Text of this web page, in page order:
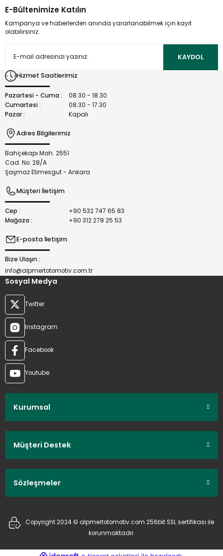
kullanarak tarafımıza iletebilirsiniz.
Görüş ve önerileriniz için teşekkür ederiz.
Ürün açıklamasında eksik bilgiler bulunuyor.
Bu ürüne benzer farklı alternatifler olmalı.
E-Bültenimize Katılın
Kampanya ve haberlerden anında yararlanabilmek için kayıt
olabilirsiniz.
KAYDOL
Hizmet Saatlerimiz
Pazartesi - Cuma :
08.30 - 18.30
Cumartesi :
08.30 - 17.30
Pazar :
Kapalı
Adres Bilgilerimiz
Bahçekapı Mah. 2551
Cad. No: 28/A
Şaşmaz Etimesgut - Ankara
Müşteri İletişim
Cep :
+90 532 747 65 83
Mağaza :
+90 312 278 25 53
E-posta İletişim
Bize Ulaşın :
info@alpmertotomotiv.com.tr
Sosyal Medya
Twitter
Instagram
Facebook
Youtube
Kurumsal
Müşteri Destek
Sözleşmeler
Copyright 2024 © alpmertotomotiv.com 256bit SSL sertifikası ile
korunmaktadır.